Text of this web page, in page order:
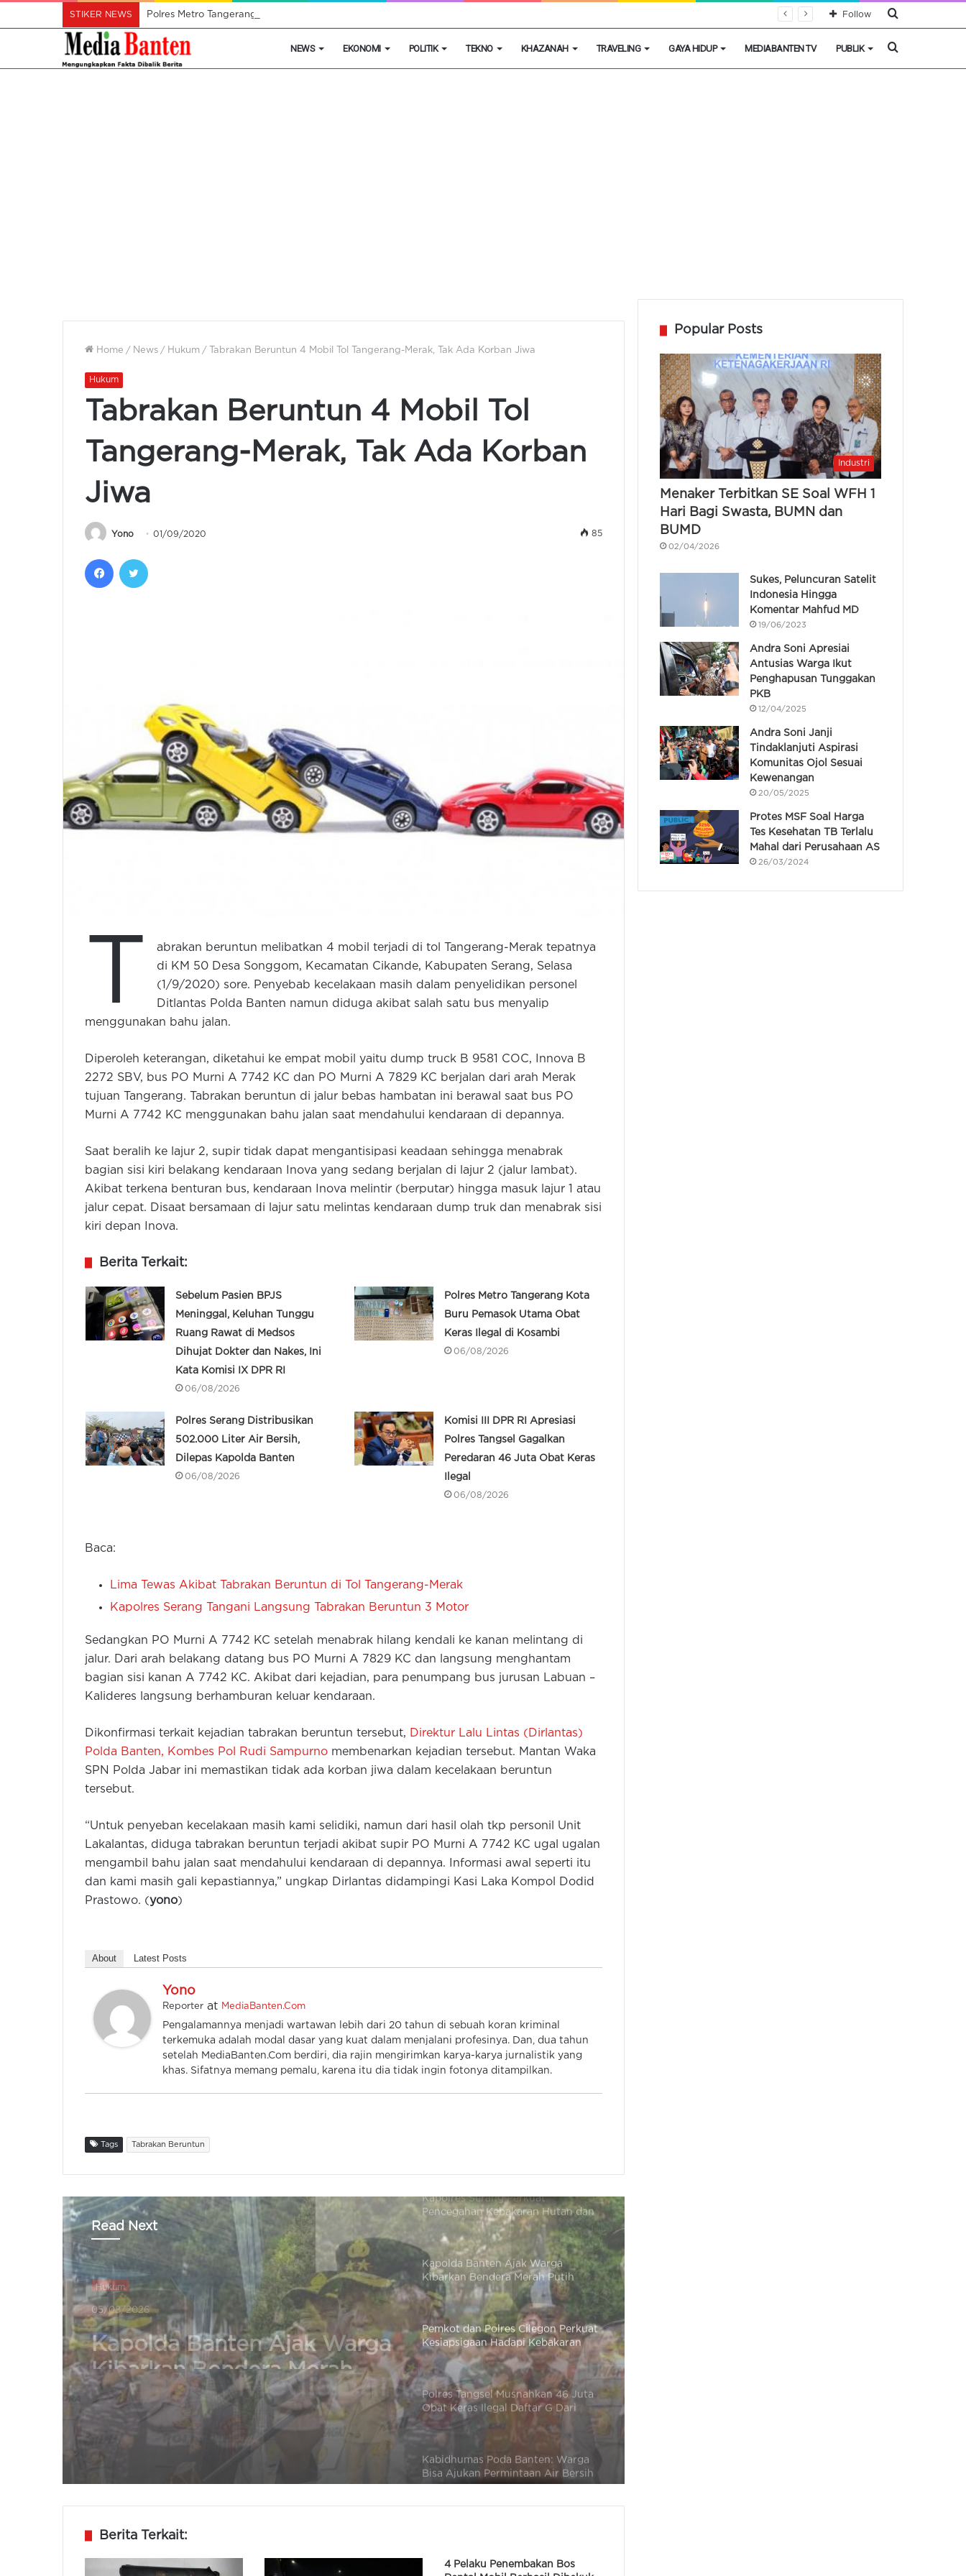
STIKER NEWS Polres Metro Tangerang Kota Buru Pemasok Utama Obat Keras Ilegal di Kosambi Cari
Follow
NEWS EKONOMI POLITIK TEKNO KHAZANAH TRAVELING GAYA HIDUP MEDIABANTEN TV PUBLIK Cari
Home / News / Hukum / Tabrakan Beruntun 4 Mobil Tol Tangerang-Merak, Tak Ada Korban Jiwa
Hukum
Tabrakan Beruntun 4 Mobil Tol
Tangerang-Merak, Tak Ada Korban
Jiwa
Yono 01/09/2020 85
Facebook
abrakan beruntun melibatkan 4 mobil terjadi di tol Tangerang-Merak tepatnya
di KM 50 Desa Songgom, Kecamatan Cikande, Kabupaten Serang, Selasa
(1/9/2020) sore. Penyebab kecelakaan masih dalam penyelidikan personel
Ditlantas Polda Banten namun diduga akibat salah satu bus menyalip
menggunakan bahu jalan.
Diperoleh keterangan, diketahui ke empat mobil yaitu dump truck B 9581 COC, Innova B
2272 SBV, bus PO Murni A 7742 KC dan PO Murni A 7829 KC berjalan dari arah Merak
tujuan Tangerang. Tabrakan beruntun di jalur bebas hambatan ini berawal saat bus PO
Murni A 7742 KC menggunakan bahu jalan saat mendahului kendaraan di depannya.
Saat beralih ke lajur 2, supir tidak dapat mengantisipasi keadaan sehingga menabrak
bagian sisi kiri belakang kendaraan Inova yang sedang berjalan di lajur 2 (jalur lambat).
Akibat terkena benturan bus, kendaraan Inova melintir (berputar) hingga masuk lajur 1 atau
jalur cepat. Disaat bersamaan di lajur satu melintas kendaraan dump truk dan menabrak sisi
kiri depan Inova.
Berita Terkait:
Sebelum Pasien BPJS
Meninggal, Keluhan Tunggu
Ruang Rawat di Medsos
Dihujat Dokter dan Nakes, Ini
Kata Komisi IX DPR RI
06/08/2026
Polres Metro Tangerang Kota
Buru Pemasok Utama Obat
Keras Ilegal di Kosambi
06/08/2026
Polres Serang Distribusikan
502.000 Liter Air Bersih,
Dilepas Kapolda Banten
06/08/2026
Komisi III DPR RI Apresiasi
Polres Tangsel Gagalkan
Peredaran 46 Juta Obat Keras
Ilegal
06/08/2026
Baca:
Lima Tewas Akibat Tabrakan Beruntun di Tol Tangerang-Merak
Kapolres Serang Tangani Langsung Tabrakan Beruntun 3 Motor
Sedangkan PO Murni A 7742 KC setelah menabrak hilang kendali ke kanan melintang di
jalur. Dari arah belakang datang bus PO Murni A 7829 KC dan langsung menghantam
bagian sisi kanan A 7742 KC. Akibat dari kejadian, para penumpang bus jurusan Labuan –
Kalideres langsung berhamburan keluar kendaraan.
Dikonfirmasi terkait kejadian tabrakan beruntun tersebut, Direktur Lalu Lintas (Dirlantas)
Polda Banten, Kombes Pol Rudi Sampurno membenarkan kejadian tersebut. Mantan Waka
SPN Polda Jabar ini memastikan tidak ada korban jiwa dalam kecelakaan beruntun
tersebut.
“Untuk penyeban kecelakaan masih kami selidiki, namun dari hasil olah tkp personil Unit
Lakalantas, diduga tabrakan beruntun terjadi akibat supir PO Murni A 7742 KC ugal ugalan
mengambil bahu jalan saat mendahului kendaraan di depannya. Informasi awal seperti itu
dan kami masih gali kepastiannya,” ungkap Dirlantas didampingi Kasi Laka Kompol Dodid
Prastowo. (yono)
About Latest Posts
Yono
Reporter at MediaBanten.Com
Pengalamannya menjadi wartawan lebih dari 20 tahun di sebuah koran kriminal
terkemuka adalah modal dasar yang kuat dalam menjalani profesinya. Dan, dua tahun
setelah MediaBanten.Com berdiri, dia rajin mengirimkan karya-karya jurnalistik yang
khas. Sifatnya memang pemalu, karena itu dia tidak ingin fotonya ditampilkan.
Tags Tabrakan Beruntun
Read Next
Hukum
05/08/2026
Pemkot dan Polres Cilegon
Perkuat Kesiapsigaan
Hadapi Kebakaran dan
Dampak Kekeringan
Dugaan Penipuan Tangsel Fun Run
& Walk, Tak Perlu Tunggu Aduan
Polsek Ciruas Beri Bantuan Ke
Margani yang Rumahnya Hangus
Terbakar
Polri Mutasi 145 Pati dan Pamen,
Pencegahan Kebakaran Hutan dan
Kapolda Banten Ajak Warga
Kibarkan Bendera Merah Putih
Selama Bulan Agustus
Pemkot dan Polres Cilegon Perkuat
Kesiapsigaan Hadapi Kebakaran
dan Dampak Kekeringan
Polres Tangsel Musnahkan 46 Juta
Obat Keras Ilegal Daftar G Dari
Hasil Pengungkap Kasus
Kabidhumas Poda Banten: Warga
Sudah Tetapkan 39 Tersangka dari
Berita Terkait:
4 Pelaku Penembakan Bos
Popular Posts
Industri
Menaker Terbitkan SE Soal WFH 1
Hari Bagi Swasta, BUMN dan
BUMD
02/04/2026
Sukes, Peluncuran Satelit
Indonesia Hingga
Komentar Mahfud MD
19/06/2023
Andra Soni Apresiai
Antusias Warga Ikut
Penghapusan Tunggakan
PKB
12/04/2025
Andra Soni Janji
Tindaklanjuti Aspirasi
Komunitas Ojol Sesuai
Kewenangan
20/05/2025
Protes MSF Soal Harga
Tes Kesehatan TB Terlalu
Mahal dari Perusahaan AS
26/03/2024